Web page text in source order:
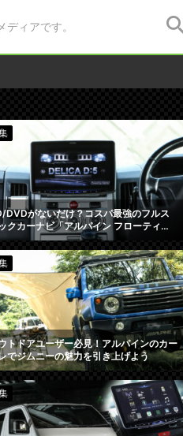
ィアです。
DVDがないだけ？コスパ最強のフルス
クカーナビ「アルパイン フローティ…
トドアユーザー必見！アルパインのカー
でジムニーの魅力を引き上げよう